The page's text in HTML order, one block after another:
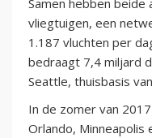
Samen hebben beide
vliegtuigen, een
1.187 vluchten per
bedraagt 7,4 miljard
Seattle, thuisbasis
In de zomer van
Orlando, Minneapolis